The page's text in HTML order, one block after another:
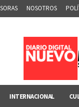
NOSOTROS
INTERNACIONAL